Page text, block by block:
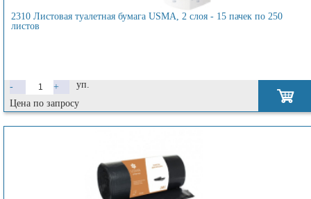
2310 Листовая туалетная бумага USMA, 2 слоя - 15 пачек по 250
листов
- +
уп.
Цена по запросу